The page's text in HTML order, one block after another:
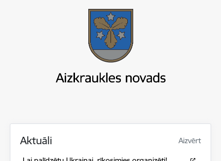
Aktuāli Aizvērt